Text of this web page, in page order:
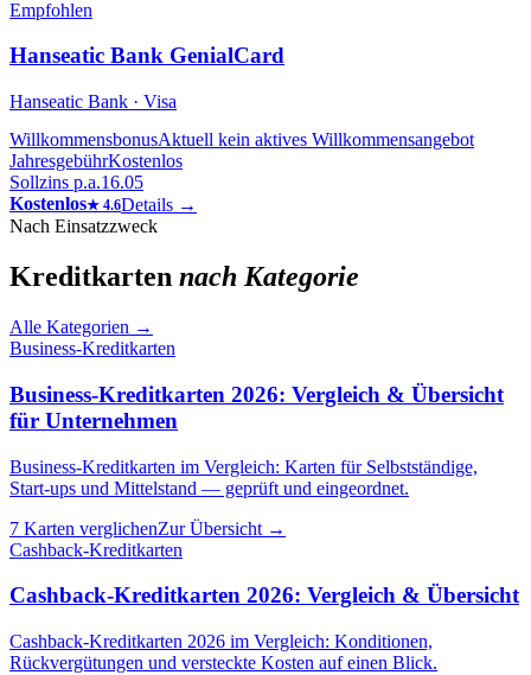
Empfohlen
Hanseatic Bank GenialCard
Hanseatic Bank · Visa
WillkommensbonusAktuell kein aktives Willkommensangebot
JahresgebührKostenlos
Sollzins p.a.16.05
Kostenlos★ 4.6Details →
Nach Einsatzzweck
Kreditkarten nach Kategorie
Alle Kategorien →
Business-Kreditkarten
Business-Kreditkarten 2026: Vergleich & Übersicht
für Unternehmen
Business-Kreditkarten im Vergleich: Karten für Selbstständige,
Start-ups und Mittelstand — geprüft und eingeordnet.
7 Karten verglichenZur Übersicht →
Cashback-Kreditkarten
Cashback-Kreditkarten 2026: Vergleich & Übersicht
Cashback-Kreditkarten 2026 im Vergleich: Konditionen,
Rückvergütungen und versteckte Kosten auf einen Blick.